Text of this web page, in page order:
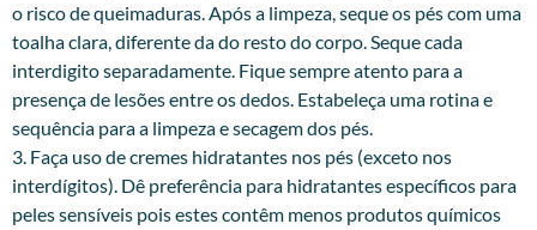
o risco de queimaduras. Após a limpeza, seque os pés com uma
toalha clara, diferente da do resto do corpo. Seque cada
interdigito separadamente. Fique sempre atento para a
presença de lesões entre os dedos. Estabeleça uma rotina e
sequência para a limpeza e secagem dos pés.
3. Faça uso de cremes hidratantes nos pés (exceto nos
interdígitos). Dê preferência para hidratantes específicos para
peles sensíveis pois estes contêm menos produtos químicos